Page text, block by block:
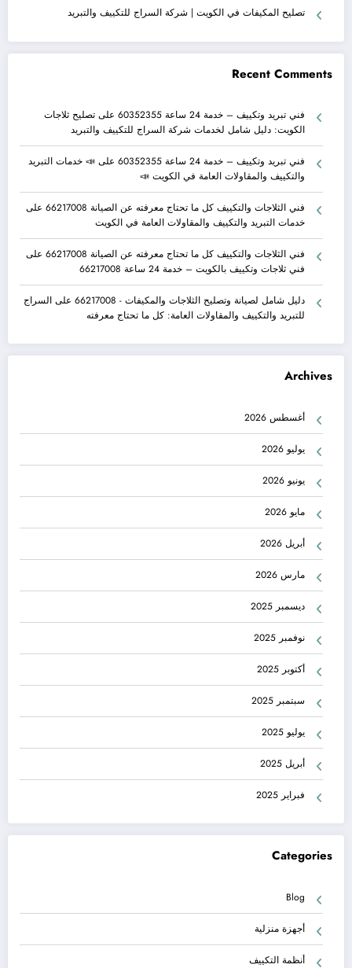
تصليح المكيفات في الكويت | شركة السراج للتكييف والتبريد
Recent Comments
فني تبريد وتكييف – خدمة 24 ساعة 60352355 على تصليح ثلاجات
الكويت: دليل شامل لخدمات شركة السراج للتكييف والتبريد
فني تبريد وتكييف – خدمة 24 ساعة 60352355 على 📣 خدمات التبريد
والتكييف والمقاولات العامة في الكويت 📣
فني الثلاجات والتكييف كل ما تحتاج معرفته عن الصيانة 66217008
على
خدمات التبريد والتكييف والمقاولات العامة في الكويت
فني الثلاجات والتكييف كل ما تحتاج معرفته عن الصيانة 66217008
على
فني ثلاجات وتكييف بالكويت – خدمة 24 ساعة 66217008
دليل شامل لصيانة وتصليح الثلاجات والمكيفات - 66217008 على السراج
للتبريد والتكييف والمقاولات العامة: كل ما تحتاج معرفته
Archives
أغسطس 2026
يوليو 2026
يونيو 2026
مايو 2026
أبريل 2026
مارس 2026
ديسمبر 2025
نوفمبر 2025
أكتوبر 2025
سبتمبر 2025
يوليو 2025
أبريل 2025
فبراير 2025
Categories
Blog
أجهزة منزلية
أنظمة التكييف